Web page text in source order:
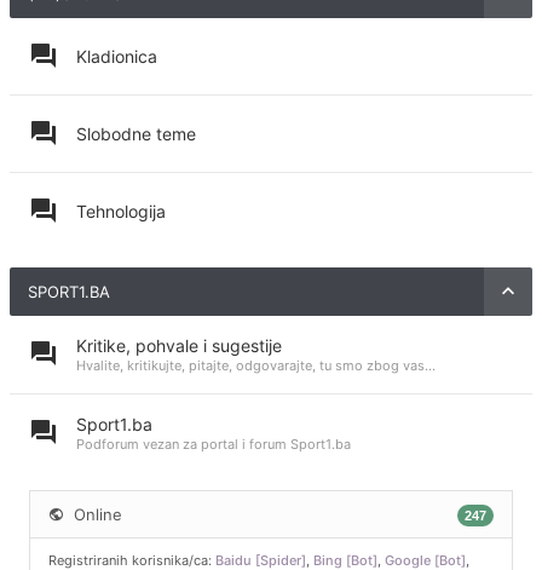
Kladionica
Slobodne teme
Tehnologija
SPORT1.BA
Kritike, pohvale i sugestije
Hvalite, kritikujte, pitajte, odgovarajte, tu smo zbog vas...
Sport1.ba
Podforum vezan za portal i forum Sport1.ba
Online 247
Registriranih korisnika/ca: Baidu [Spider], Bing [Bot], Google [Bot],